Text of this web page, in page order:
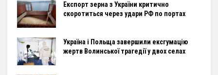
Експорт зерна з України критично
скоротиться через удари РФ по портах
Україна і Польща завершили ексгумацію
жертв Волинської трагедії у двох селах